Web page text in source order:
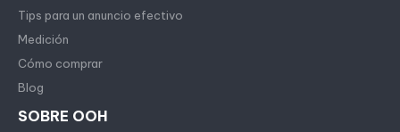
Tips para un anuncio efectivo
Medición
Cómo comprar
Blog
SOBRE OOH